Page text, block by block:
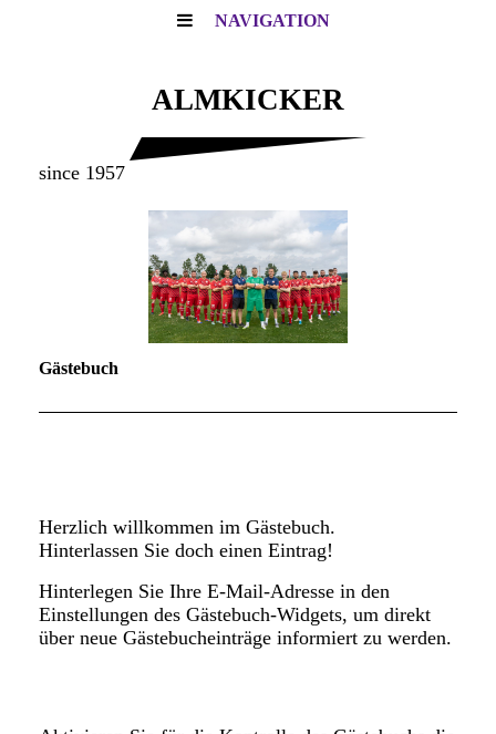
NAVIGATION
ALMKICKER
since 1957
Gästebuch
Herzlich willkommen im Gästebuch.
Hinterlassen Sie doch einen Eintrag!
Hinterlegen Sie Ihre E-Mail-Adresse in den
Einstellungen des Gästebuch-Widgets, um direkt
über neue Gästebucheinträge informiert zu werden.